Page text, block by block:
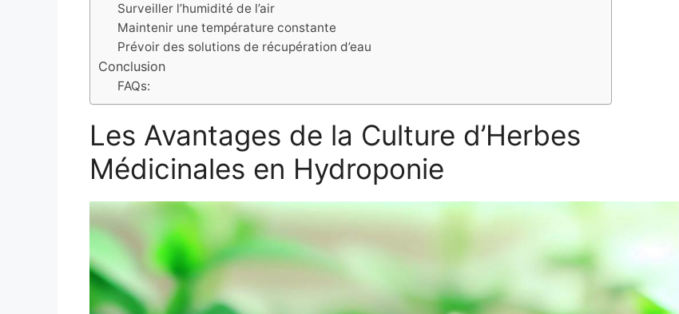
Surveiller l’humidité de l’air
Maintenir une température constante
Prévoir des solutions de récupération d’eau
Conclusion
FAQs:
Les Avantages de la Culture d’Herbes
Médicinales en Hydroponie